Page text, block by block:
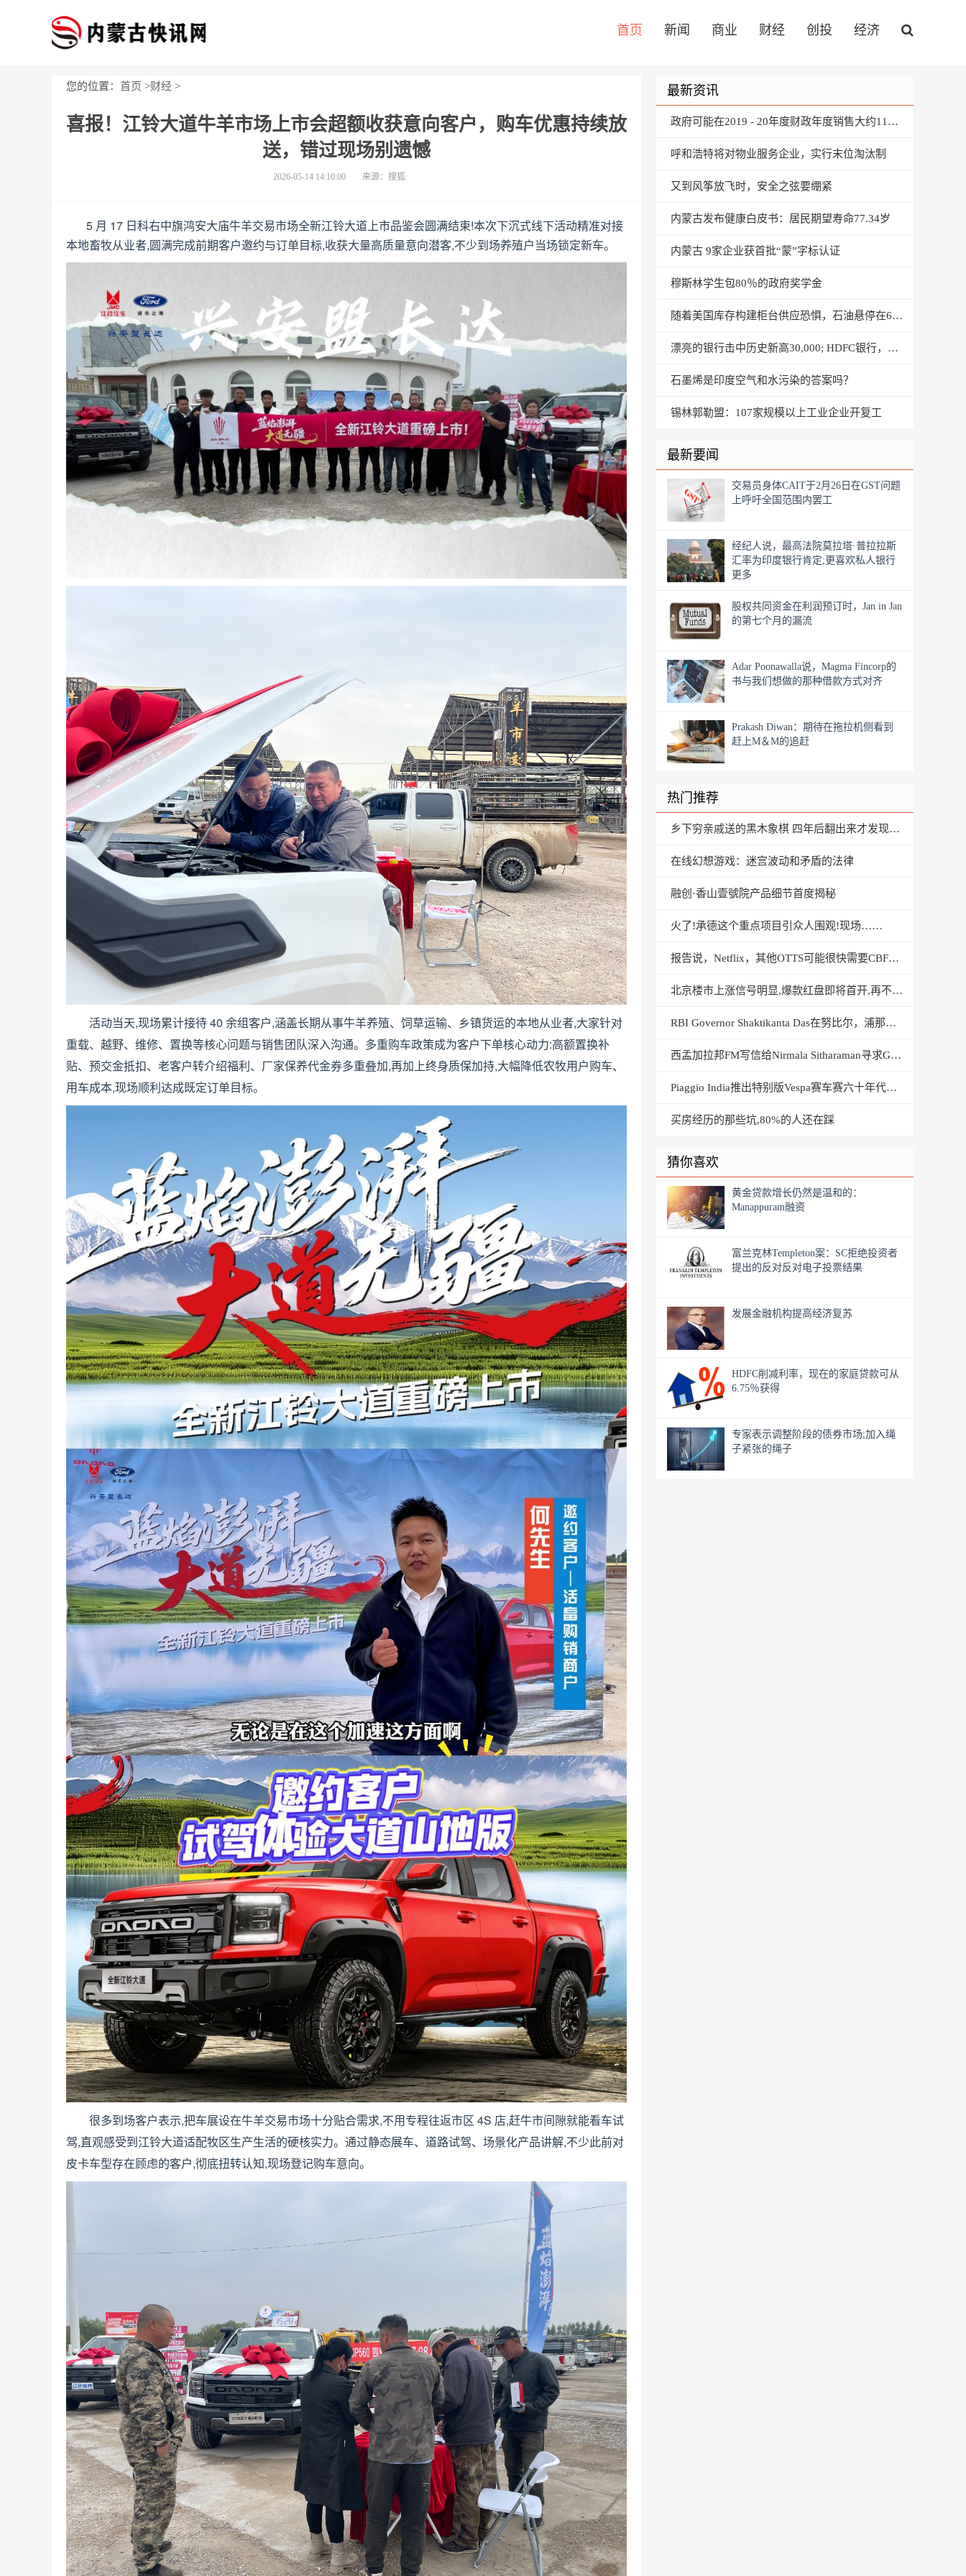
首页 新闻 商业 财经 创投 经济
您的位置： 首页 >财经 >
喜报！江铃大道牛羊市场上市会超额收获意向客户，购车优惠持续放
送，错过现场别遗憾
2026-05-14 14:10:00 来源：搜狐
5 月 17 日科右中旗鸿安大庙牛羊交易市场全新江铃大道上市品鉴会圆满结束!本次下沉式线下活动精准对接
本地畜牧从业者,圆满完成前期客户邀约与订单目标,收获大量高质量意向潜客,不少到场养殖户当场锁定新车。
活动当天,现场累计接待 40 余组客户,涵盖长期从事牛羊养殖、饲草运输、乡镇货运的本地从业者,大家针对
重载、越野、维修、置换等核心问题与销售团队深入沟通。多重购车政策成为客户下单核心动力:高额置换补
贴、预交金抵扣、老客户转介绍福利、厂家保养代金券多重叠加,再加上终身质保加持,大幅降低农牧用户购车、
用车成本,现场顺利达成既定订单目标。
很多到场客户表示,把车展设在牛羊交易市场十分贴合需求,不用专程往返市区 4S 店,赶牛市间隙就能看车试
驾,直观感受到江铃大道适配牧区生产生活的硬核实力。通过静态展车、道路试驾、场景化产品讲解,不少此前对
皮卡车型存在顾虑的客户,彻底扭转认知,现场登记购车意向。
最新资讯
政府可能在2019 - 20年度财政年度销售大约110亿美元
呼和浩特将对物业服务企业，实行末位淘汰制
又到风筝放飞时，安全之弦要绷紧
内蒙古发布健康白皮书：居民期望寿命77.34岁
内蒙古 9家企业获首批“蒙”字标认证
穆斯林学生包80％的政府奖学金
随着美国库存构建柜台供应恐惧，石油悬停在6个月的峰值附近
漂亮的银行击中历史新高30,000; HDFC银行，印度银行领先
石墨烯是印度空气和水污染的答案吗？
锡林郭勒盟：107家规模以上工业企业开复工
最新要闻
交易员身体CAIT于2月26日在GST问题
上呼吁全国范围内罢工
经纪人说，最高法院莫拉塔·普拉拉斯
汇率为印度银行肯定;更喜欢私人银行
更多
股权共同资金在利润预订时，Jan in Jan
的第七个月的漏流
Adar Poonawalla说，Magma Fincorp的
书与我们想做的那种借款方式对齐
Prakash Diwan：期待在拖拉机侧看到
赶上M＆M的追赶
热门推荐
乡下穷亲戚送的黑木象棋 四年后翻出来才发现“价值连房”啊！
在线幻想游戏：迷宫波动和矛盾的法律
融创·香山壹號院产品细节首度揭秘
火了!承德这个重点项目引众人围观!现场……
报告说，Netflix，其他OTTS可能很快需要CBFC Nod进行联网内容
北京楼市上涨信号明显,爆款红盘即将首开,再不买房就晚了
RBI Governor Shaktikanta Das在努比尔，浦那的全文
西孟加拉邦FM写信给Nirmala Sitharaman寻求GST理事会会议
Piaggio India推出特别版Vespa赛车赛六十年代踏板车
买房经历的那些坑,80%的人还在踩
猜你喜欢
黄金贷款增长仍然是温和的：
Manappuram融资
富兰克林Templeton案：SC拒绝投资者
提出的反对反对电子投票结果
发展金融机构提高经济复苏
HDFC削减利率，现在的家庭贷款可从
6.75％获得
专家表示调整阶段的债券市场;加入绳
子紧张的绳子